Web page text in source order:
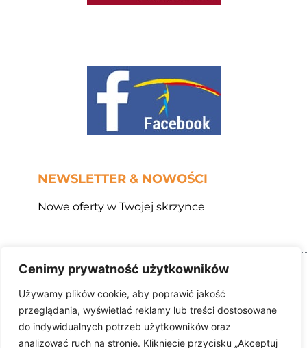
Cenimy prywatność użytkowników
Używamy plików cookie, aby poprawić jakość
przeglądania, wyświetlać reklamy lub treści dostosowane
do indywidualnych potrzeb użytkowników oraz
analizować ruch na stronie. Kliknięcie przycisku „Akceptuj
NEWSLETTER & NOWOŚCI
Nowe oferty w Twojej skrzynce
Copyright 2025 Biuro Turystyczne AMITUR, 02-787
Warszawa, ul. H.Raabego 9 lok. 28, e-mail:
biuro@amitur.pl
519-053-640,